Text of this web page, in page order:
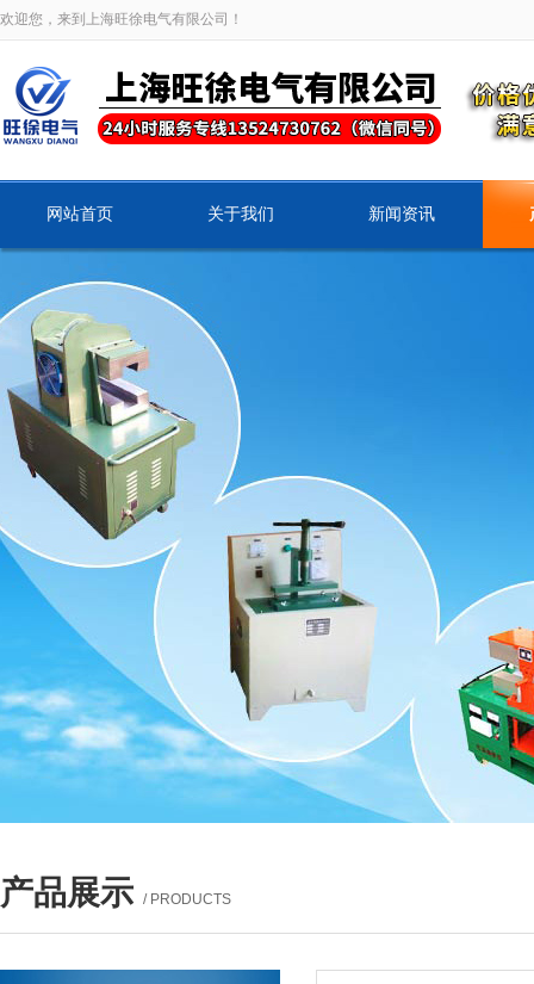
欢迎您，来到上海旺徐电气有限公司！
网站首页 关于我们 新闻资讯
产品展示 / PRODUCTS